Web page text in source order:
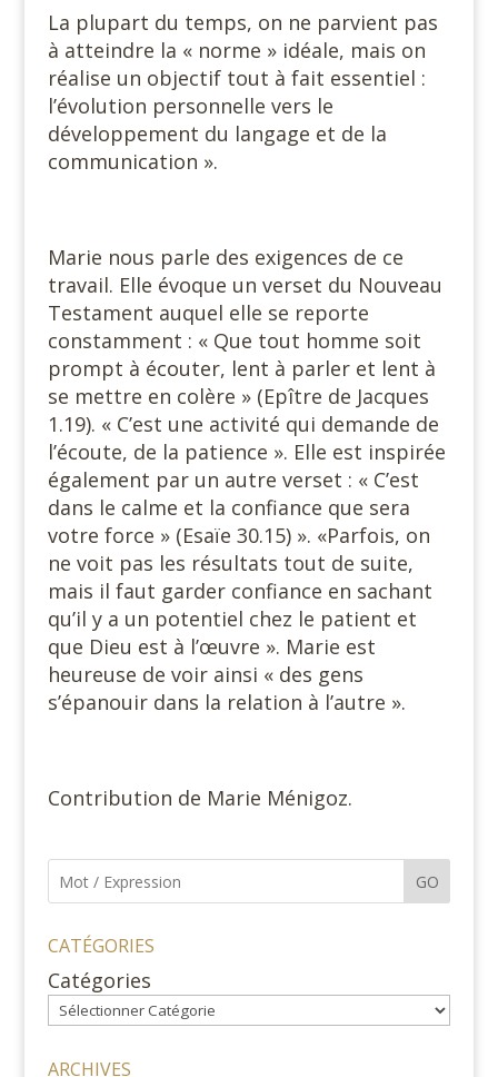
La plupart du temps, on ne parvient pas
à atteindre la « norme » idéale, mais on
réalise un objectif tout à fait essentiel :
l’évolution personnelle vers le
développement du langage et de la
communication ».
Marie nous parle des exigences de ce
travail. Elle évoque un verset du Nouveau
Testament auquel elle se reporte
constamment : « Que tout homme soit
prompt à écouter, lent à parler et lent à
se mettre en colère » (Epître de Jacques
1.19). « C’est une activité qui demande de
l’écoute, de la patience ». Elle est inspirée
également par un autre verset : « C’est
dans le calme et la confiance que sera
votre force » (Esaïe 30.15) ». «Parfois, on
ne voit pas les résultats tout de suite,
mais il faut garder confiance en sachant
qu’il y a un potentiel chez le patient et
que Dieu est à l’œuvre ». Marie est
heureuse de voir ainsi « des gens
s’épanouir dans la relation à l’autre ».
Contribution de Marie Ménigoz.
GO
CATÉGORIES
Catégories
ARCHIVES